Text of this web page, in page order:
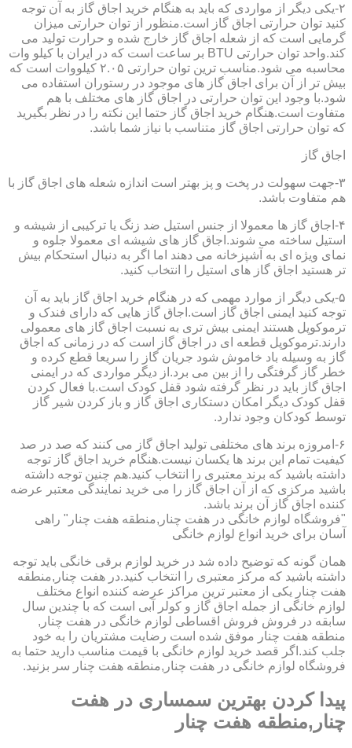
۲-یکی دیگر از مواردی که باید به هنگام خرید اجاق گاز به آن توجه
کنید توان حرارتی اجاق گاز است.منظور از توان حرارتی میزان
گرمایی است که از شعله اجاق گاز خارج شده و حرارت تولید می
کند.واحد توان حرارتی BTU بر ساعت است که در ایران با کیلو وات
محاسبه می شود.مناسب ترین توان حرارتی ۲.۰۵ کیلووات است که
بیش تر از آن برای اجاق گاز های موجود در رستوران استفاده می
شود.با وجود این توان حرارتی در اجاق گاز های مختلف با هم
متفاوت است.هنگام خرید اجاق گاز حتما این نکته را در نظر بگیرید
که توان حرارتی اجاق گاز متناسب با نیاز شما باشد.
اجاق گاز
۳-جهت سهولت در پخت و پز بهتر است اندازه شعله های اجاق گاز با
هم متفاوت باشد.
۴-اجاق گاز ها معمولا از جنس استیل ضد زنگ یا ترکیبی از شیشه و
استیل ساخته می شوند.اجاق گاز های شیشه ای معمولا جلوه و
نمای ویژه ای به آشپزخانه می دهند اما اگر به دنبال استحکام بیش
تر هستید اجاق گاز های استیل را انتخاب کنید.
۵-یکی دیگر از موارد مهمی که در هنگام خرید اجاق گاز باید به آن
توجه کنید ایمنی اجاق گاز است.اجاق گاز هایی که دارای فندک و
ترموکوپل هستند ایمنی بیش تری به نسبت اجاق گاز های معمولی
دارند.ترموکوپل قطعه ای در اجاق گاز است که در زمانی که اجاق
گاز به وسیله باد خاموش شود جریان گاز را سریعا قطع کرده و
خطر گاز گرفتگی را از بین می برد.از دیگر مواردی که در ایمنی
اجاق گاز باید در نظر گرفته شود قفل کودک است.با فعال کردن
قفل کودک دیگر امکان دستکاری اجاق گاز و باز کردن شیر گاز
توسط کودکان وجود ندارد.
۶-امروزه برند های مختلفی تولید اجاق گاز می کنند که صد در صد
کیفیت تمام این برند ها یکسان نیست.هنگام خرید اجاق گاز توجه
داشته باشید که برند معتبری را انتخاب کنید.هم چنین توجه داشته
باشید مرکزی که از آن اجاق گاز را می خرید نمایندگی معتبر عرضه
کننده اجاق گاز آن برند باشد.
"فروشگاه لوازم خانگی در هفت چنار,منطقه هفت چنار" راهی
آسان برای خرید انواع لوازم خانگی
همان گونه که توضیح داده شد در خرید لوازم برقی خانگی باید توجه
داشته باشید که مرکز معتبری را انتخاب کنید.در هفت چنار,منطقه
هفت چنار یکی از معتبر ترین مراکز عرضه کننده انواع مختلف
لوازم خانگی از جمله اجاق گاز و کولر آبی است که با چندین سال
سابقه در فروش فروش اقساطی لوازم خانگی در هفت چنار,
منطقه هفت چنار موفق شده است رضایت مشتریان را به خود
جلب کند.اگر قصد خرید لوازم خانگی با قیمت مناسب دارید حتما به
فروشگاه لوازم خانگی در هفت چنار,منطقه هفت چنار سر بزنید.
پیدا کردن بهترین سمساری در هفت
چنار,منطقه هفت چنار